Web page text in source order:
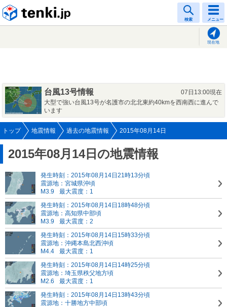
検索 メニュー
現在地
台風13号情報
07日13:00現在
大型で強い台風13号が名護市の北北東約40kmを西南西に進んで
います
トップ 地震情報 過去の地震情報 2015年08月14日
2015年08月14日の地震情報
発生時刻：2015年08月14日21時13分頃
震源地：宮城県沖頃
M3.9
最大震度：1
発生時刻：2015年08月14日18時48分頃
震源地：高知県中部頃
M3.9
最大震度：2
発生時刻：2015年08月14日15時33分頃
震源地：沖縄本島北西沖頃
M4.4
最大震度：1
発生時刻：2015年08月14日14時25分頃
震源地：埼玉県秩父地方頃
M2.6
最大震度：1
発生時刻：2015年08月14日13時43分頃
震源地：十勝地方中部頃